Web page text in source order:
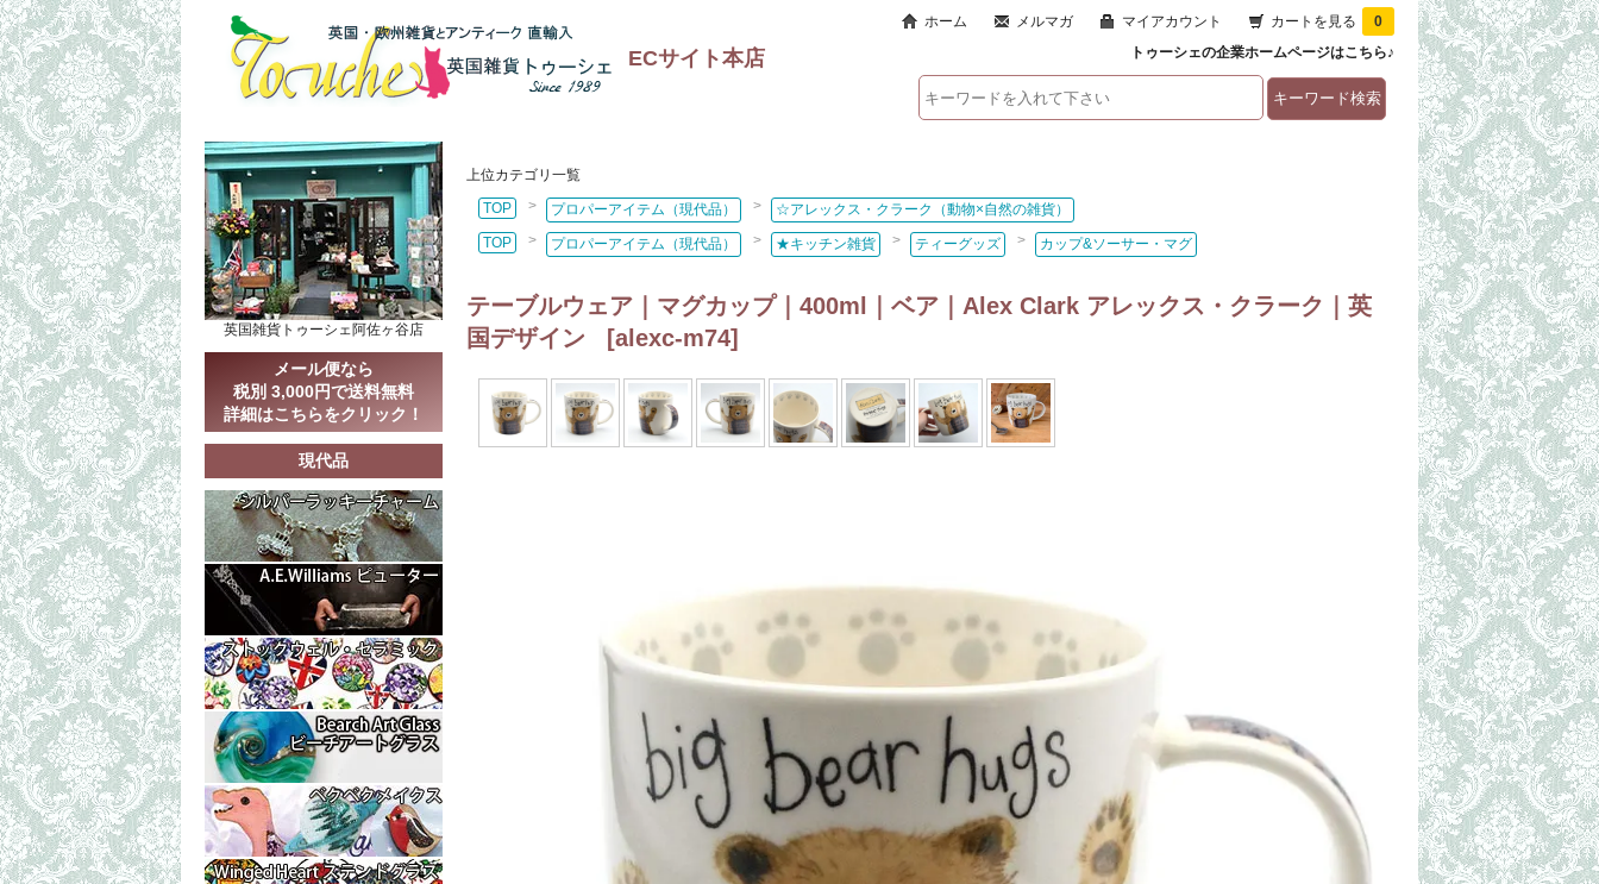
ECサイト本店
ホーム メルマガ マイアカウント カートを見る
0
トゥーシェの企業ホームページはこちら♪
上位カテゴリ一覧
TOP
> プロパーアイテム（現代品） >
☆アレックス・クラーク（動物×自然の雑貨）
TOP
> プロパーアイテム（現代品） > ★キッチン雑貨 > ティーグッズ > カップ&ソーサー・マグ
テーブルウェア｜マグカップ｜400ml｜ベア｜Alex Clark アレックス・クラーク｜英
国デザイン [alexc-m74]
英国雑貨トゥーシェ阿佐ヶ谷店
メール便なら
税別 3,000円で送料無料
詳細はこちらをクリック！
現代品